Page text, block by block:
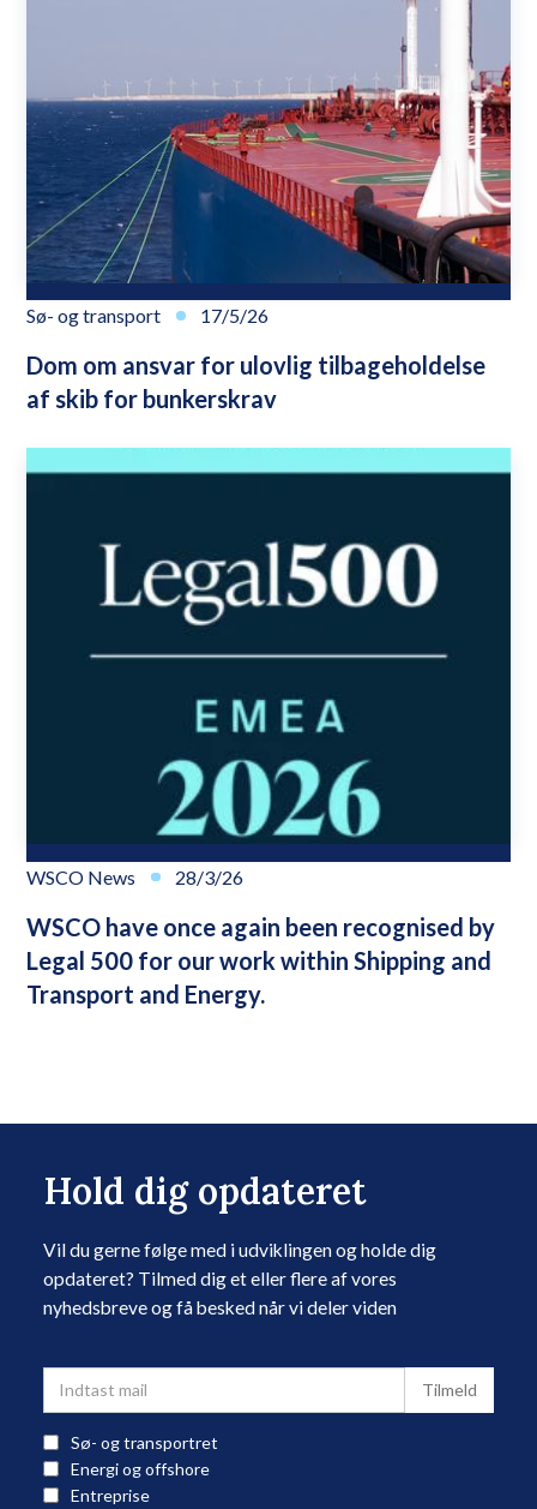
Sø- og transport 17/5/26
Dom om ansvar for ulovlig tilbageholdelse
af skib for bunkerskrav
WSCO News 28/3/26
WSCO have once again been recognised by
Legal 500 for our work within Shipping and
Transport and Energy.
Hold dig opdateret
Vil du gerne følge med i udviklingen og holde dig
opdateret? Tilmed dig et eller flere af vores
nyhedsbreve og få besked når vi deler viden
Sø- og transportret
Energi og offshore
Entreprise